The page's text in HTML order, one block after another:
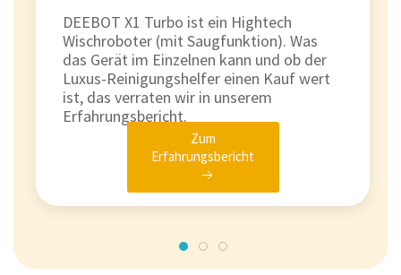
DEEBOT X1 Turbo ist ein Hightech
Wischroboter (mit Saugfunktion). Was
das Gerät im Einzelnen kann und ob der
Luxus-Reinigungshelfer einen Kauf wert
ist, das verraten wir in unserem
Erfahrungsbericht.
Zum
Erfahrungsbericht